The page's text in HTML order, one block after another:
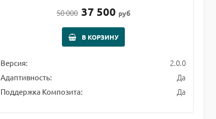
50 000 37 500 руб
В КОРЗИНУ
Версия: 2.0.0
Адаптивность: Да
Поддержка Композита: Да